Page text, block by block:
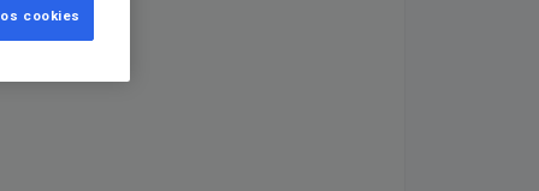
cookies